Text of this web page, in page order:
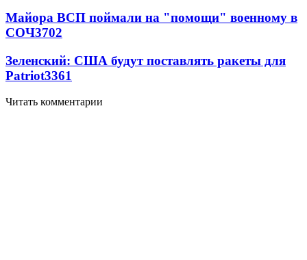
Майора ВСП поймали на "помощи" военному в
СОЧ3702
Зеленский: США будут поставлять ракеты для
Patriot3361
Читать комментарии